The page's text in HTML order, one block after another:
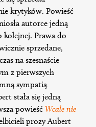
krytyków. Powieść
autorce jedną
kolejnej. Prawa do
sprzedane,
na szesnaście
z pierwszych
sympatią
stała się jedną
powieść Wcale nie
prozy Aubert